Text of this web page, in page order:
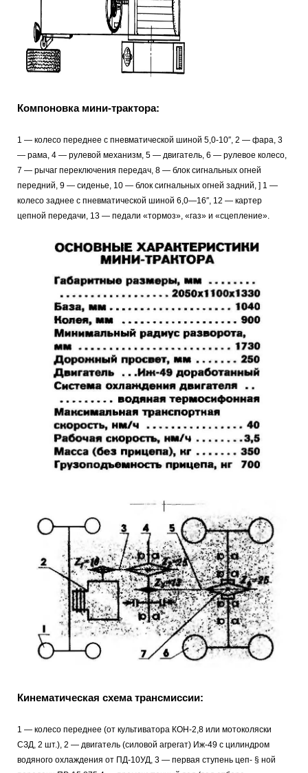
Компоновка мини-трактора:
1 — колесо переднее с пневматической шиной 5,0-10″, 2 — фара, 3
— рама, 4 — рулевой механизм, 5 — двигатель, 6 — рулевое колесо,
7 — рычаг переключения передач, 8 — блок сигнальных огней
передний, 9 — сиденье, 10 — блок сигнальных огней задний, ] 1 —
колесо заднее с пневматической шиной 6,0—16″, 12 — картер
цепной передачи, 13 — педали «тормоз», «газ» и «сцепление».
Кинематическая схема трансмиссии:
1 — колесо переднее (от культиватора КОН-2,8 или мотоколяски
СЗД, 2 шт.), 2 — двигатель (силовой агрегат) Иж-49 с цилиндром
водяного охлаждения от ПД-10УД, 3 — первая ступень цеп- § ной